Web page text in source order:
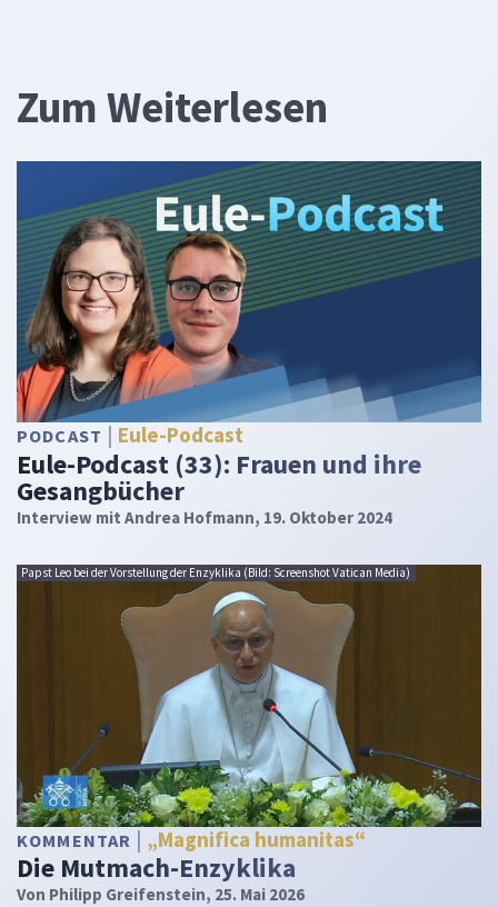
Zum Weiterlesen
PODCAST Eule-Podcast
Eule-Podcast (33): Frauen und ihre
Gesangbücher
Interview mit Andrea Hofmann, 19. Oktober 2024
Papst Leo bei der Vorstellung der Enzyklika (Bild: Screenshot Vatican Media)
KOMMENTAR „Magnifica humanitas“
Die Mutmach-Enzyklika
Von Philipp Greifenstein, 25. Mai 2026